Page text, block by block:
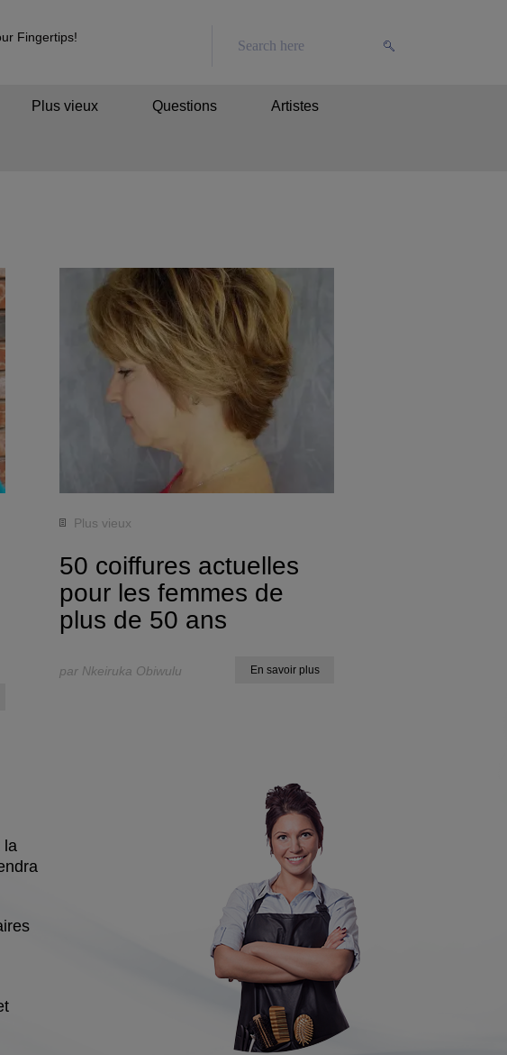
Fingertips!
Plus vieux Questions Artistes
Plus vieux
50 coiffures actuelles
pour les femmes de
plus de 50 ans
par Nkeiruka Obiwulu En savoir plus
la